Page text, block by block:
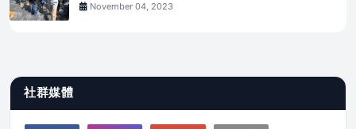
November 04, 2023
社群媒體